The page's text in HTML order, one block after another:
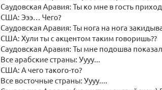
Саудовская Аравия: Ты ко мне в гость
США: Эээ… Чего?
Саудовская Аравия: Ты нога на нога
США: Хули ты с акцентом таким говоришь??
Саудовская Аравия: Ты мне подошва
Все арабские страны: Уууу...
США: А чего такого-то?
Все восточные страны: Уууу....